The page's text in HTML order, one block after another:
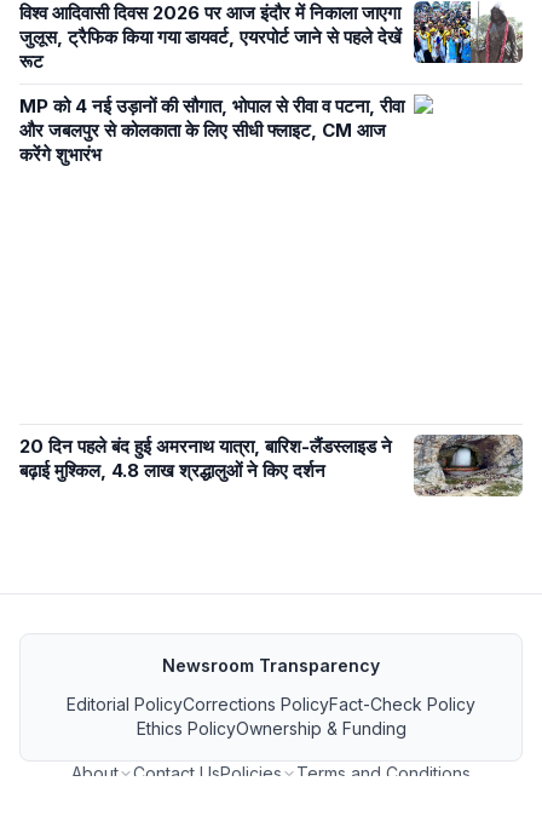
विश्व आदिवासी दिवस 2026 पर आज इंदौर में निकाला जाएगा
जुलूस, ट्रैफिक किया गया डायवर्ट, एयरपोर्ट जाने से पहले देखें
रूट
MP को 4 नई उड़ानों की सौगात, भोपाल से रीवा व पटना, रीवा
और जबलपुर से कोलकाता के लिए सीधी फ्लाइट, CM आज
करेंगे शुभारंभ
20 दिन पहले बंद हुई अमरनाथ यात्रा, बारिश-लैंडस्लाइड ने
बढ़ाई मुश्किल, 4.8 लाख श्रद्धालुओं ने किए दर्शन
Newsroom Transparency
Editorial PolicyCorrections PolicyFact-Check Policy
Ethics PolicyOwnership & Funding
About Contact UsPolicies
Terms and Conditions